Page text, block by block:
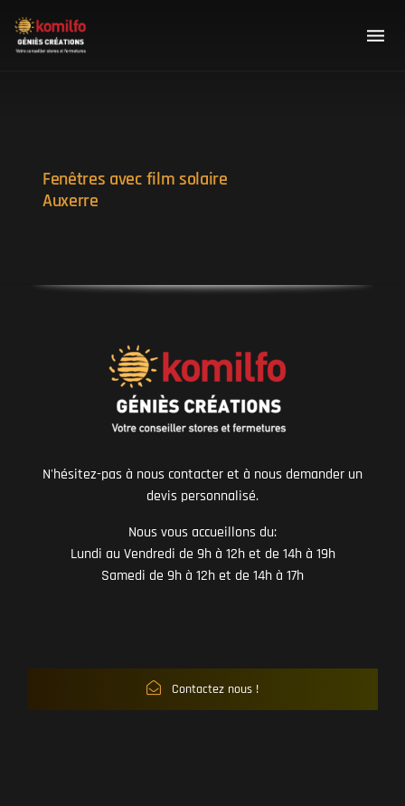
Fenêtres avec film solaire
Auxerre
N'hésitez-pas à nous contacter et à nous demander un
devis personnalisé.
Nous vous accueillons du:
Lundi au Vendredi de 9h à 12h et de 14h à 19h
Samedi de 9h à 12h et de 14h à 17h
Contactez nous !